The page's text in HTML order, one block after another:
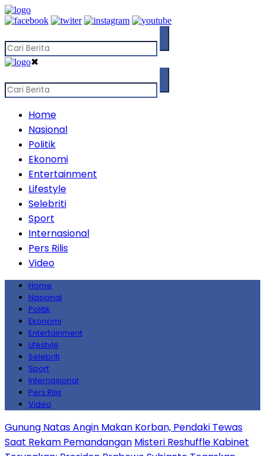
✖
Home
Nasional
Politik
Ekonomi
Entertainment
Lifestyle
Selebriti
Sport
Internasional
Pers Rilis
Video
Home
Nasional
Politik
Ekonomi
Entertainment
Lifestyle
Selebriti
Sport
Internasional
Pers Rilis
Video
Gunung Natas Angin Makan Korban, Pendaki Tewas
Saat Rekam Pemandangan Misteri Reshuffle Kabinet